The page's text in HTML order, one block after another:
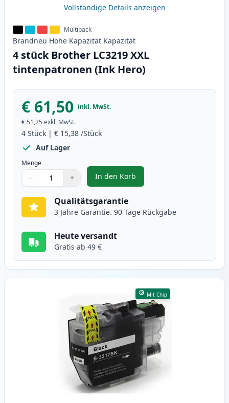
Vollständige Details anzeigen
Multipack
Brandneu Hohe Kapazität Kapazität
4 stück Brother LC3219 XXL
tintenpatronen (Ink Hero)
€ 61,50 inkl. MwSt.
€ 51,25 exkl. MwSt.
4 Stück | € 15,38 /Stück
Auf Lager
Menge
Verwenden Sie die Tasten, um anzupassen
− +
1
In den Korb
, 4 stück Brother LC3219 XXL
Qualitätsgarantie
3 Jahre Garantie. 90 Tage Rückgabe
Heute versandt
Gratis ab 49 €
Mit Chip